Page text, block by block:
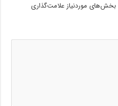
بخش‌های موردنیاز علامت‌گذاری